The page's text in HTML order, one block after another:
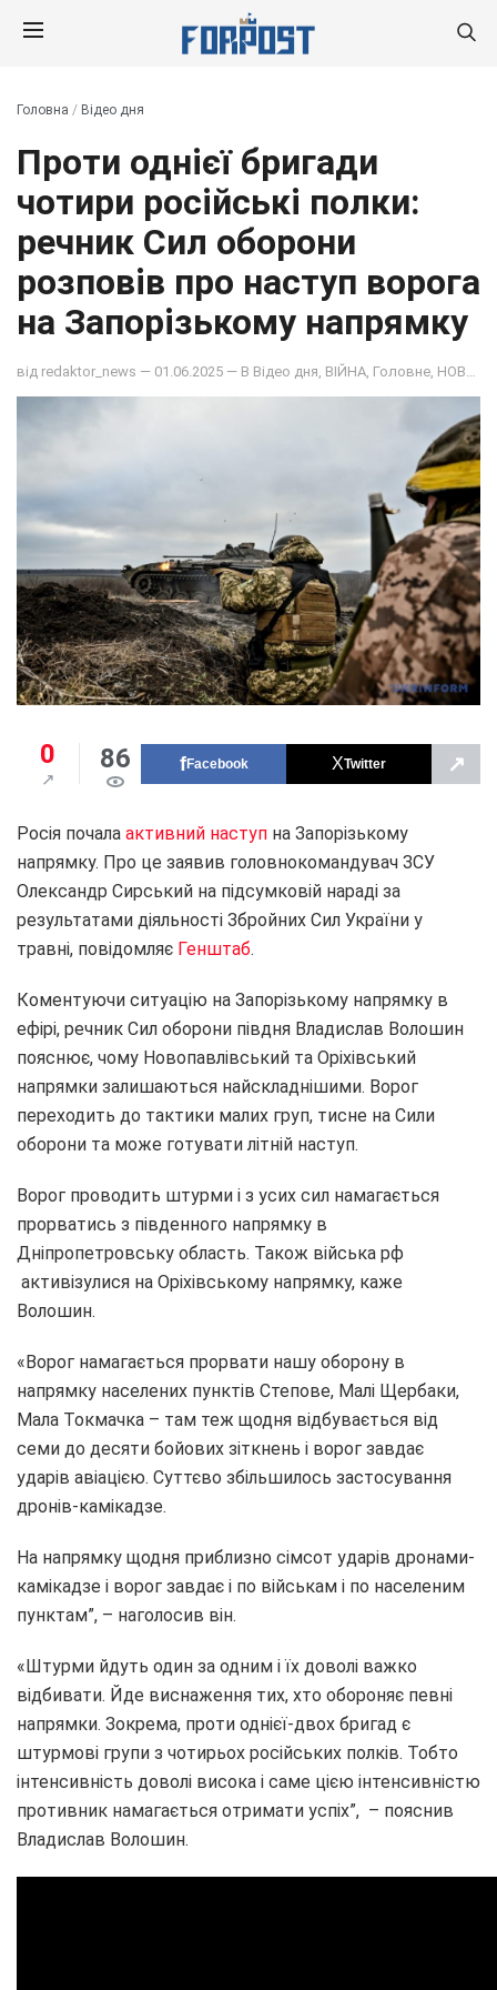
Головна / Відео дня
Проти однієї бригади
чотири російські полки:
речник Сил оборони
розповів про наступ ворога
на Запорізькому напрямку
від redaktor_news — 01.06.2025 — В Відео дня ВІЙНА Головне НОВИНИ
0 86 Facebook Twitter ↗
Росія почала активний наступ на Запорізькому
напрямку. Про це заявив головнокомандувач ЗСУ
Олександр Сирський на підсумковій нараді за
результатами діяльності Збройних Сил України у
травні, повідомляє Генштаб.
Коментуючи ситуацію на Запорізькому напрямку в
ефірі, речник Сил оборони півдня Владислав Волошин
пояснює, чому Новопавлівський та Оріхівський
напрямки залишаються найскладнішими. Ворог
переходить до тактики малих груп, тисне на Сили
оборони та може готувати літній наступ.
Ворог проводить штурми і з усих сил намагається
прорватись з південного напрямку в
Дніпропетровську область. Також війська рф
активізулися на Оріхівському напрямку, каже
Волошин.
«Ворог намагається прорвати нашу оборону в
напрямку населених пунктів Степове, Малі Щербаки,
Мала Токмачка – там теж щодня відбувається від
семи до десяти бойових зіткнень і ворог завдає
ударів авіацією. Суттєво збільшилось застосування
дронів-камікадзе.
На напрямку щодня приблизно сімсот ударів дронами-
камікадзе і ворог завдає і по військам і по населеним
пунктам”, – наголосив він.
«Штурми йдуть один за одним і їх доволі важко
відбивати. Йде виснаження тих, хто обороняє певні
напрямки. Зокрема, проти однієї-двох бригад є
штурмові групи з чотирьох російських полків. Тобто
інтенсивність доволі висока і саме цією інтенсивністю
противник намагається отримати успіх”, – пояснив
Владислав Волошин.